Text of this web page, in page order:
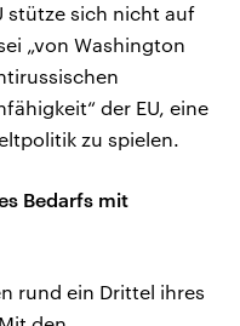
stütze sich nicht auf
„von Washington
der EU, eine
zu spielen.
Bedarfs mit
rund ein Drittel ihres